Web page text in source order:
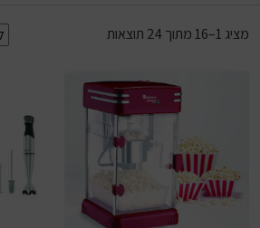
מציג 1–16 מתוך 24 תוצאות